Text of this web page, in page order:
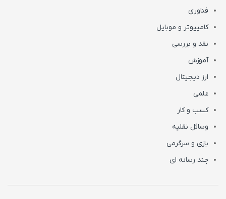
فناوری
کامپیوتر و موبایل
نقد و بررسی
آموزش
ارز دیجیتال
علمی
کسب و کار
وسائل نقلیه
بازی و سرگرمی
چند رسانه ای